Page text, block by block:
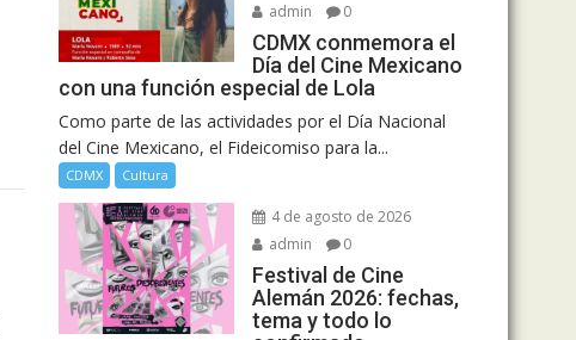
admin
0
CDMX conmemora el
Día del Cine Mexicano
con una función especial de Lola
Como parte de las actividades por el Día Nacional
del Cine Mexicano, el Fideicomiso para la...
CDMX Cultura
4 de agosto de 2026
admin
0
Festival de Cine
Alemán 2026: fechas,
tema y todo lo